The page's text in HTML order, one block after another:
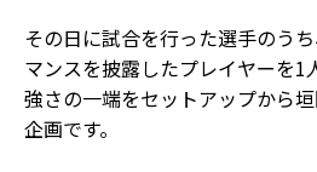
その日に試合を行った選手のう
マンスを披露したプレイヤーを1
強さの一端をセットアップから
企画です。